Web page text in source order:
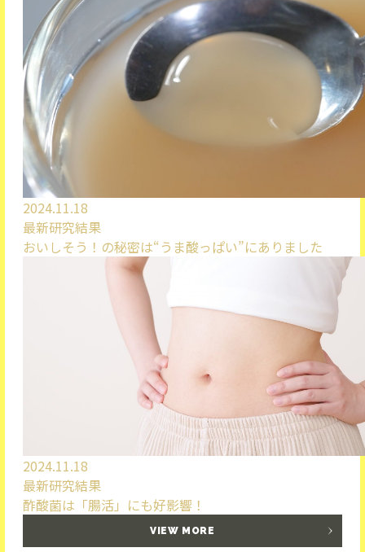
2024.11.18
最新研究結果
おいしそう！の秘密は“うま酸っぱい”にありました
2024.11.18
最新研究結果
酢酸菌は「腸活」にも好影響！
VIEW MORE